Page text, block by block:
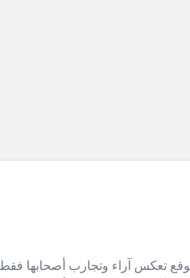
تعكس آراء وتجارب أصحابها